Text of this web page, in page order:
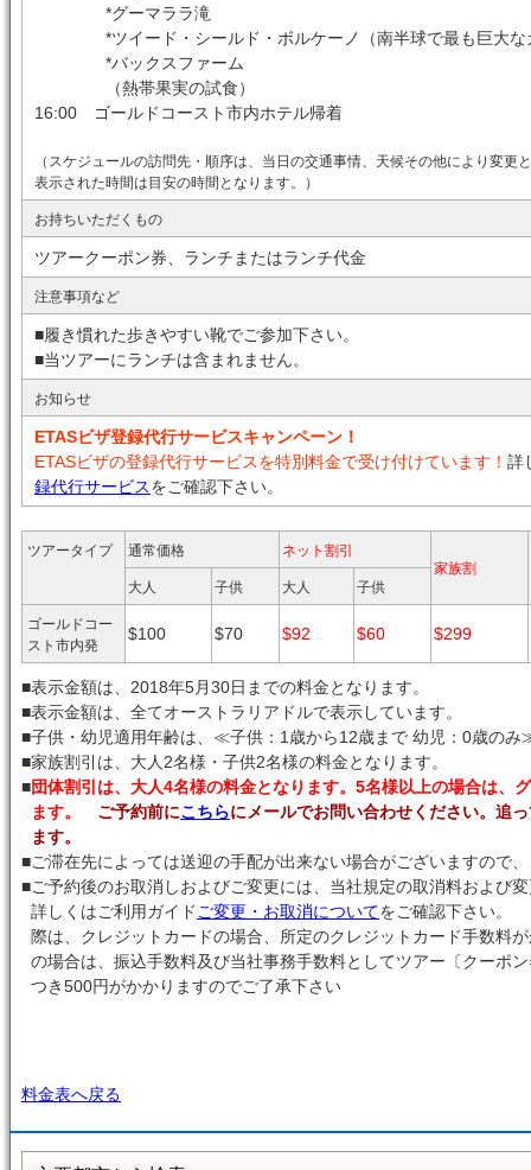
*グーマララ滝
*ツイード・シールド・ボルケーノ（南半球で最も巨
*バックスファーム
（熱帯果実の試食）
16:00 ゴールドコースト市内ホテル帰着
（スケジュールの訪問先・順序は、当日の交通事情、天候その他により変更
表示された時間は目安の時間となります。）
お持ちいただくもの
ツアークーポン券、ランチまたはランチ代金
注意事項など
■履き慣れた歩きやすい靴でご参加下さい。
■当ツアーにランチは含まれません。
お知らせ
ETASビザ登録代行サービスキャンペーン！
ETASビザの登録代行サービスを特別料金で受け付けています！ 詳
録代行サービスをご確認下さい。
ツアータイプ 通常価格
ネット割引
家族割
大人
子供 大人 子供
ゴールドコー
スト市内発
$100 $70 $92 $60 $299
■表示金額は、2018年5月30日までの料金となります。
■表示金額は、全てオーストラリアドルで表示しています。
■子供・幼児適用年齢は、≪子供：1歳から12歳まで 幼児：0歳の
■家族割引は、大人2名様・子供2名様の料金となります。
■団体割引は、大人4名様の料金となります。5名様以上の場合は、
ます。
ご予約前にこちらにメールでお問い合わせください。追
ます。
■ご滞在先によっては送迎の手配が出来ない場合がございますので
■ご予約後のお取消しおよびご変更には、当社規定の取消料および
詳しくはご利用ガイドご変更・お取消についてをご確認下さい。
際は、クレジットカードの場合、所定のクレジットカード手数料
の場合は、振込手数料及び当社事務手数料としてツアー〔クー
つき500円がかかりますのでご了承下さい
料金表へ戻る